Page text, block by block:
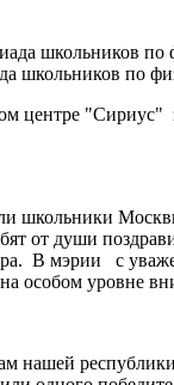
школьников по
центре
школьники
от души
В мэрии с
особом уровне
нашей